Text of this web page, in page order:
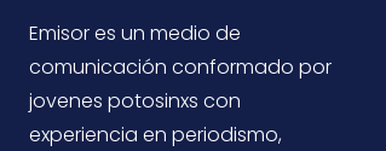
Emisor es un medio de
comunicación conformado por
jovenes potosinxs con
experiencia en periodismo,